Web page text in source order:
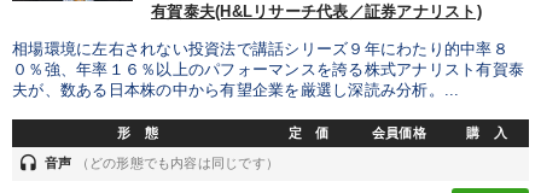
有賀泰夫(H&Lリサーチ代表／証券アナリスト)
相場環境に左右されない投資法で講話シリーズ９年にわたり的中率８
０％強、年率１６％以上のパフォーマンスを誇る株式アナリスト有賀泰
夫が、数ある日本株の中から有望企業を厳選し深読み分析。...
形 態 定 価 会員価格 購 入
headset 音声 （どの形態でも内容は同じです）